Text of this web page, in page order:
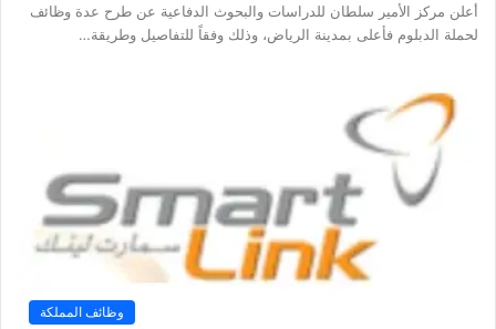
أعلن مركز الأمير سلطان للدراسات والبحوث الدفاعية عن طرح عدة وظائف
لحملة الدبلوم فأعلى بمدينة الرياض، وذلك وفقاً للتفاصيل وطريقة…
وظائف المملكة